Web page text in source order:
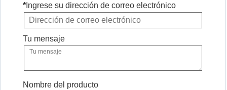
* Ingrese su dirección de correo electrónico
Tu mensaje
Nombre del producto